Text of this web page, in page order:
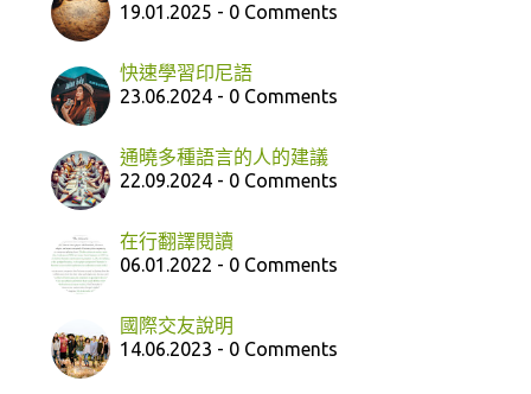
19.01.2025 - 0 Comments
快速學習印尼語
23.06.2024 - 0 Comments
通曉多種語言的人的建議
22.09.2024 - 0 Comments
在行翻譯閱讀
06.01.2022 - 0 Comments
國際交友說明
14.06.2023 - 0 Comments